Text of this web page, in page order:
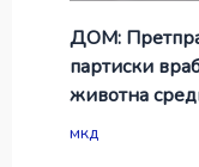
ДОМ:
партиски
животна
мкд